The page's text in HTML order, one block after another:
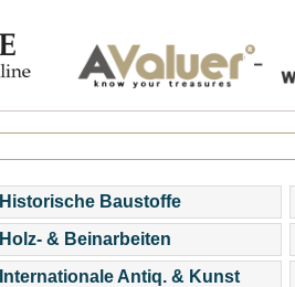
Historische Baustoffe
Holz- & Beinarbeiten
Internationale Antiq. & Kunst